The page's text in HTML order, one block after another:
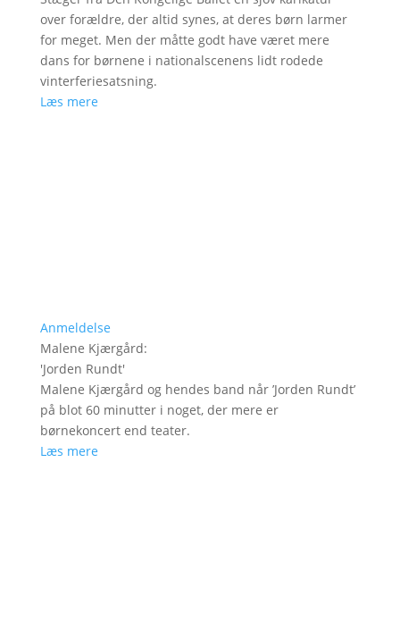
over forældre, der altid synes, at deres børn larmer
for meget. Men der måtte godt have været mere
dans for børnene i nationalscenens lidt rodede
vinterferiesatsning.
Læs mere
Anmeldelse
Malene Kjærgård:
'Jorden Rundt'
Malene Kjærgård og hendes band når ’Jorden Rundt’
på blot 60 minutter i noget, der mere er
børnekoncert end teater.
Læs mere